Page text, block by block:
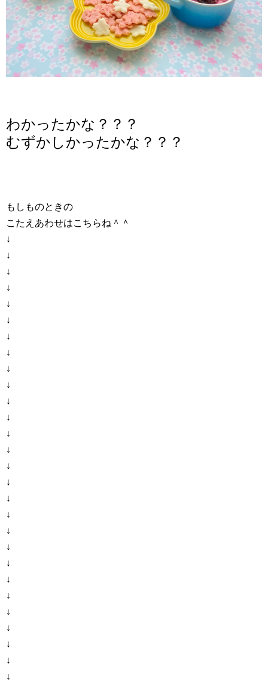
わかったかな？？？
むずかしかったかな？？？
もしものときの
こたえあわせはこちらね＾＾
↓
↓
↓
↓
↓
↓
↓
↓
↓
↓
↓
↓
↓
↓
↓
↓
↓
↓
↓
↓
↓
↓
↓
↓
↓
↓
↓
↓